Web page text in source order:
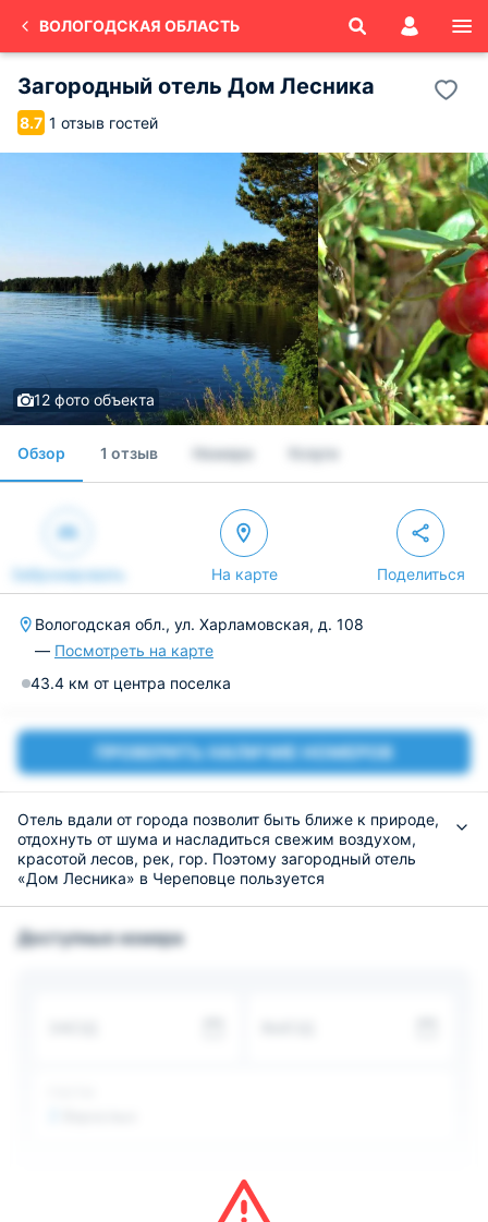
ВОЛОГОДСКАЯ ОБЛАСТЬ
Загородный отель Дом Лесника
8.7 1 отзыв гостей
12 фото объекта
Обзор Номера
1 отзыв Услуги
Забронировать На карте Поделиться
Вологодская обл., ул. Харламовская, д. 108
— Посмотреть на карте
43.4 км от центра поселка
ПРОВЕРИТЬ НАЛИЧИЕ НОМЕРОВ
Отель вдали от города позволит быть ближе к природе,
отдохнуть от шума и насладиться свежим воздухом,
красотой лесов, рек, гор. Поэтому загородный отель
«Дом Лесника» в Череповце пользуется
проживания в большом городе. Однако в номерах есть
прогуляться пешком или на велосипедах. Рыбалка
является одним из любимых занятий туристов этого
Доступные номера